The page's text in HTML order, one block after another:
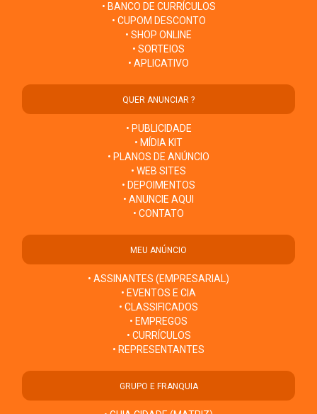
• BANCO DE CURRÍCULOS
• CUPOM DESCONTO
• SHOP ONLINE
• SORTEIOS
• APLICATIVO
QUER ANUNCIAR ?
• PUBLICIDADE
• MÍDIA KIT
• PLANOS DE ANÚNCIO
• WEB SITES
• DEPOIMENTOS
• ANUNCIE AQUI
• CONTATO
MEU ANÚNCIO
• ASSINANTES (EMPRESARIAL)
• EVENTOS E CIA
• CLASSIFICADOS
• EMPREGOS
• CURRÍCULOS
• REPRESENTANTES
GRUPO E FRANQUIA